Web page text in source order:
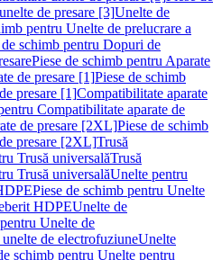
de presare [3]Unelte de
pentru Unelte de prelucrare a
de schimb pentru Dopuri de
Piese de schimb pentru Aparate
de presare [1]Piese de schimb
presare [1]Compatibilitate aparate
Compatibilitate aparate de
de presare [2XL]Piese de schimb
presare [2XL]Trusă
Trusă universalăTrusă
Trusă universalăUnelte pentru
Piese de schimb pentru Unelte
HDPEUnelte de
Unelte de
de electrofuziuneUnelte
schimb pentru Unelte pentru